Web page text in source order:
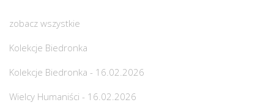
zobacz wszystkie
Kolekcje Biedronka
Kolekcje Biedronka - 16.02.2026
Wielcy Humaniści - 16.02.2026